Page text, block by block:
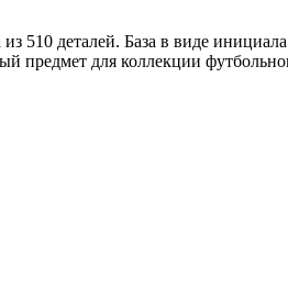
510 деталей. База в виде
предмет для коллекции